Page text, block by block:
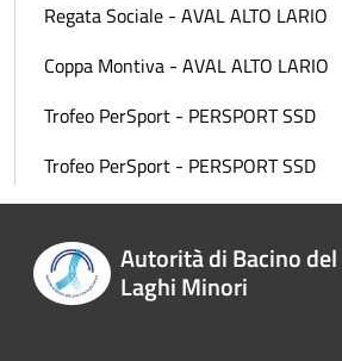
Regata Sociale - AVAL ALTO LARIO
Coppa Montiva - AVAL ALTO LARIO
Trofeo PerSport - PERSPORT SSD
Trofeo PerSport - PERSPORT SSD
Autorità di Bacino
Laghi Minori